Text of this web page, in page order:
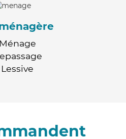
Ménage
Lessive